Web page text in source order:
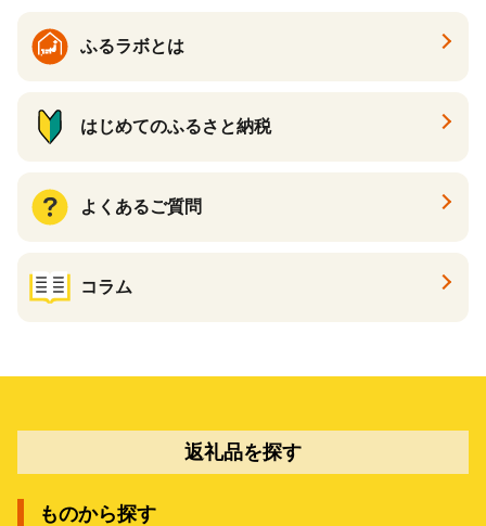
ふるラボとは
はじめてのふるさと納税
よくあるご質問
コラム
返礼品を探す
ものから探す